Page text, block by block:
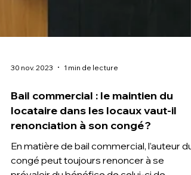
30 nov. 2023 1 min de lecture
Bail commercial : le maintien du
locataire dans les locaux vaut-il